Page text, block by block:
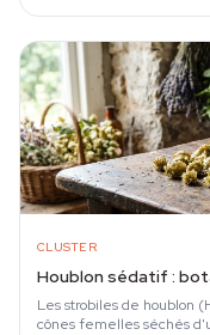
CLUSTER
Houblon sédatif :
Les strobiles de houblon
cônes femelles séchés